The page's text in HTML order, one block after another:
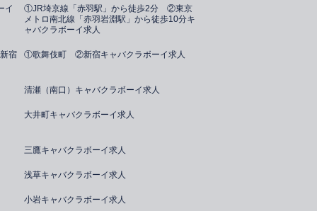
イ
①JR埼京線「赤羽駅」から徒歩2分 ②東京
メトロ南北線「赤羽岩淵駅」から徒歩10分キ
ャバクラボーイ求人
宿 ①歌舞伎町 ②新宿キャバクラボーイ求人
清瀬（南口）キャバクラボーイ求人
大井町キャバクラボーイ求人
三鷹キャバクラボーイ求人
浅草キャバクラボーイ求人
小岩キャバクラボーイ求人